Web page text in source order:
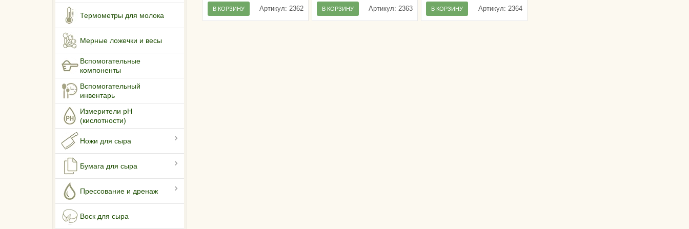
Термометры для молока
Мерные ложечки и весы
Вспомогательные
компоненты
Вспомогательный
инвентарь
Измерители pH
(кислотности)
Ножи для сыра
Бумага для сыра
Прессование и дренаж
Воск для сыра
Артикул: 2362
В КОРЗИНУ Артикул: 2363
В КОРЗИНУ Артикул: 2364
В КОРЗИНУ